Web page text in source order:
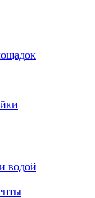
водой